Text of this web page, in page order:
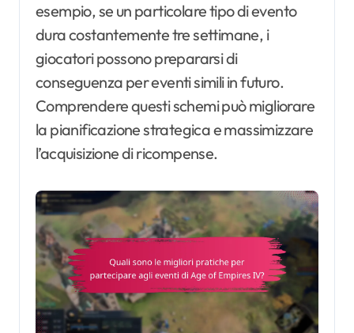
esempio, se un particolare tipo di evento
dura costantemente tre settimane, i
giocatori possono prepararsi di
conseguenza per eventi simili in futuro.
Comprendere questi schemi può migliorare
la pianificazione strategica e massimizzare
l’acquisizione di ricompense.